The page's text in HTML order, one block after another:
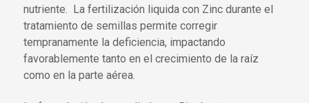
nutriente. La fertilización liquida con Zinc durante el
tratamiento de semillas permite corregir
tempranamente la deficiencia, impactando
favorablemente tanto en el crecimiento de la raíz
como en la parte aérea.